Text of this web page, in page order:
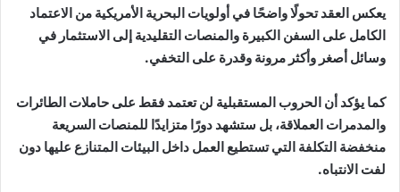
يعكس العقد تحولًا واضحًا في أولويات البحرية الأمريكية من الاعتماد
الكامل على السفن الكبيرة والمنصات التقليدية إلى الاستثمار في
وسائل أصغر وأكثر مرونة وقدرة على التخفي.
كما يؤكد أن الحروب المستقبلية لن تعتمد فقط على حاملات الطائرات
والمدمرات العملاقة، بل ستشهد دورًا متزايدًا للمنصات السريعة
منخفضة التكلفة التي تستطيع العمل داخل البيئات المتنازع عليها دون
لفت الانتباه.